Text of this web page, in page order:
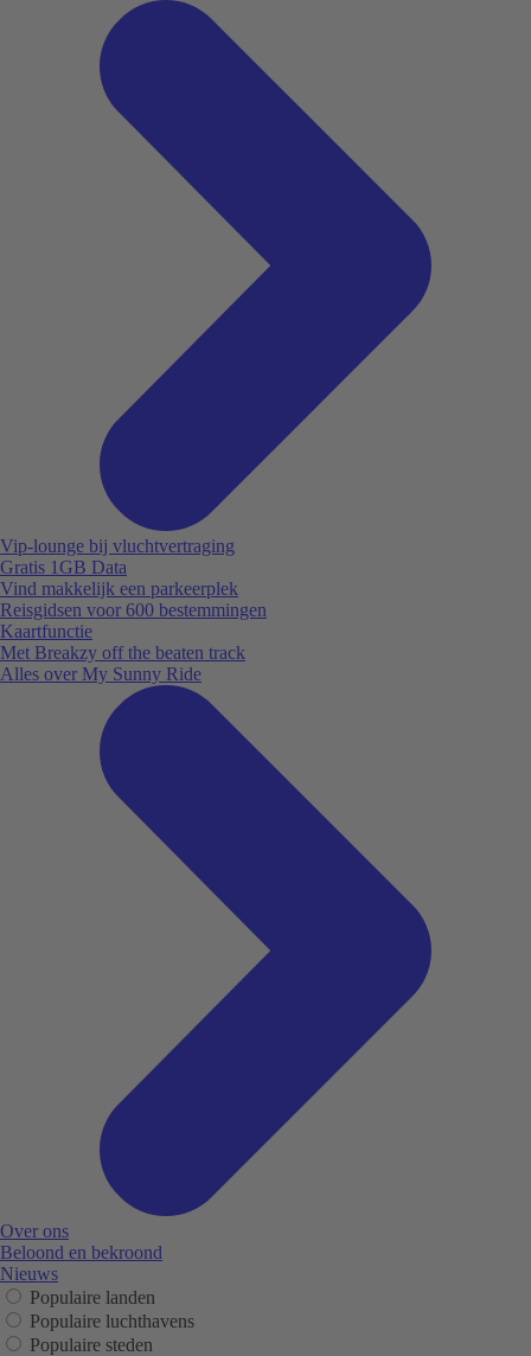
Vip-lounge bij vluchtvertraging
Gratis 1GB Data
Vind makkelijk een parkeerplek
Reisgidsen voor 600 bestemmingen
Kaartfunctie
Met Breakzy off the beaten track
Alles over My Sunny Ride
Over ons
Beloond en bekroond
Nieuws
Populaire landen
Populaire luchthavens
Populaire steden